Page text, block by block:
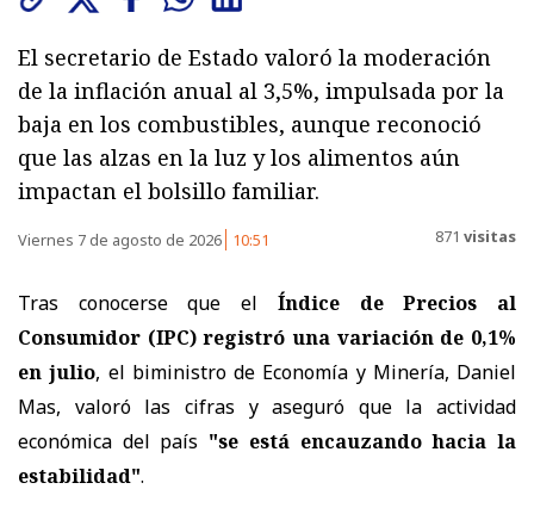
El secretario de Estado valoró la moderación
de la inflación anual al 3,5%, impulsada por la
baja en los combustibles, aunque reconoció
que las alzas en la luz y los alimentos aún
impactan el bolsillo familiar.
Viernes 7 de agosto de 2026 10:51 871 visitas
Tras conocerse que el Índice de Precios al
Consumidor (IPC) registró una variación de 0,1%
en julio, el biministro de Economía y Minería, Daniel
Mas, valoró las cifras y aseguró que la actividad
económica del país "se está encauzando hacia la
estabilidad".